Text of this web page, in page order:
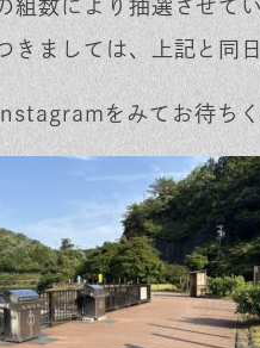
組数により抽選させて
きましては、上記と同
をみてお待ち